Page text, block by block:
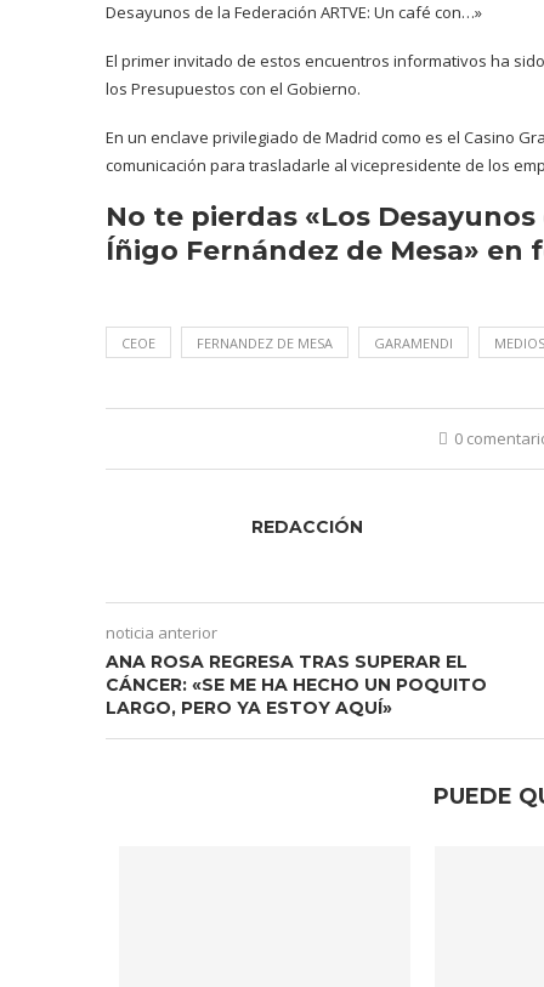
Desayunos de la Federación ARTVE: Un café con…»
El primer invitado de estos encuentros informativos ha
los Presupuestos con el Gobierno.
En un enclave privilegiado de Madrid como es el Casino
comunicación para trasladarle al vicepresidente de los
No te pierdas «Los
Íñigo Fernández de Mesa» en
CEOE FERNANDEZ DE MESA GARAMENDI
0
REDACCIÓN
noticia anterior
ANA ROSA REGRESA TRAS SUPERAR EL
CÁNCER: «SE ME HA HECHO UN POQUITO
LARGO, PERO YA ESTOY AQUÍ»
PUEDE